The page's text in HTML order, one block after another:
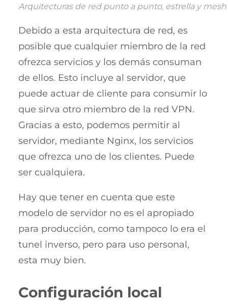
Arquitecturas de red punto a punto, estrella y mesh
Debido a esta arquitectura de red, es
posible que cualquier miembro de la red
ofrezca servicios y los demás consuman
de ellos. Esto incluye al servidor, que
puede actuar de cliente para consumir lo
que sirva otro miembro de la red VPN.
Gracias a esto, podemos permitir al
servidor, mediante Nginx, los servicios
que ofrezca uno de los clientes. Puede
ser cualquiera.
Hay que tener en cuenta que este
modelo de servidor no es el apropiado
para producción, como tampoco lo era el
tunel inverso, pero para uso personal,
esta muy bien.
Configuración local